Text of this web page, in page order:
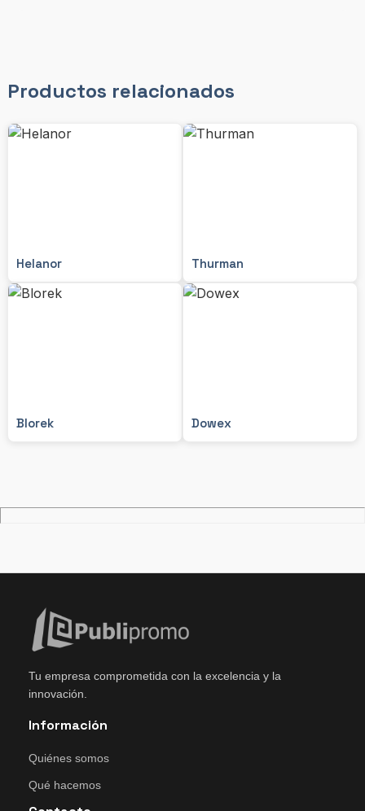
Productos relacionados
Helanor Thurman
Blorek Dowex
Tu empresa comprometida con la excelencia y la
innovación.
Información
Quiénes somos
Qué hacemos